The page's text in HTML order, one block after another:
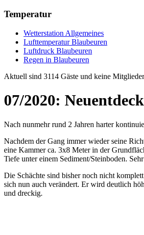
Temperatur
Wetterstation Allgemeines
Lufttemperatur Blaubeuren
Luftdruck Blaubeuren
Regen in Blaubeuren
Aktuell sind 3114 Gäste und keine
07/2020:
Nach nunmehr rund 2 Jahren harter
Nachdem der Gang immer wieder seine
eine Kammer ca. 3x8 Meter in der
Tiefe unter einem Sediment/Steinboden.
Die Schächte sind bisher noch nicht
sich nun auch verändert. Er wird deutlich
und dreckig.